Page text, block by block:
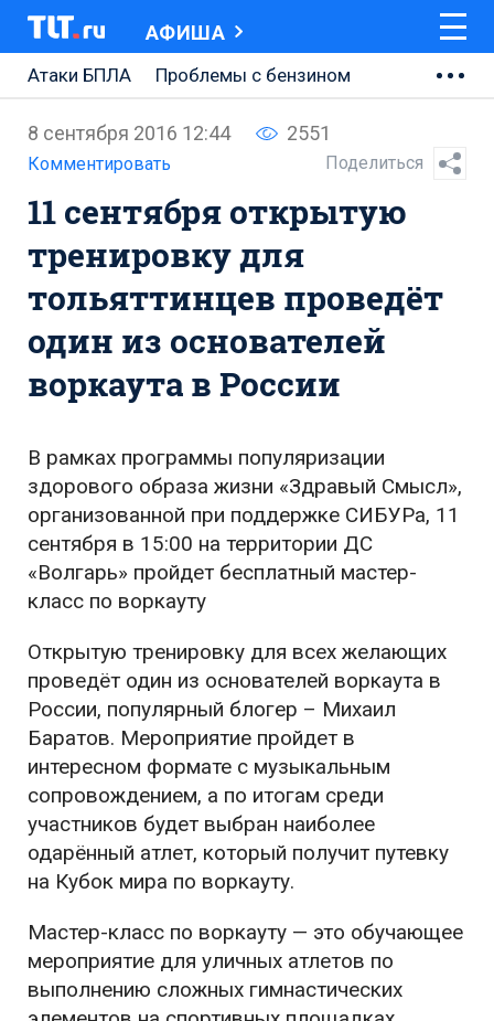
АФИША
Атаки БПЛА
Проблемы с бензином
АВТОВАЗ
Ремонт Центральной площади
Ремонт Обводного шоссе
Набережная Тольятти
Неделя Тольятти
8 сентября 2016 12:44 2551
Комментировать Поделиться
11 сентября открытую
тренировку для
тольяттинцев проведёт
один из основателей
воркаута в России
В рамках программы популяризации
здорового образа жизни «Здравый Смысл»,
организованной при поддержке СИБУРа, 11
сентября в 15:00 на территории ДС
«Волгарь» пройдет бесплатный мастер-
класс по воркауту
Открытую тренировку для всех желающих
проведёт один из основателей воркаута в
России, популярный блогер – Михаил
Баратов. Мероприятие пройдет в
интересном формате с музыкальным
сопровождением, а по итогам среди
участников будет выбран наиболее
одарённый атлет, который получит путевку
на Кубок мира по воркауту.
Мастер-класс по воркауту — это обучающее
мероприятие для уличных атлетов по
выполнению сложных гимнастических